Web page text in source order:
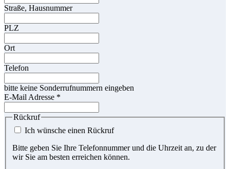
Straße, Hausnummer
PLZ
Ort
Telefon
bitte keine Sonderrufnummern eingeben
E-Mail Adresse *
Rückruf
Ich wünsche einen Rückruf
Bitte geben Sie Ihre Telefonnummer und die Uhrzeit an, zu der
wir Sie am besten erreichen können.